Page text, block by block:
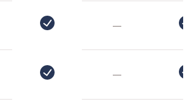
—
—